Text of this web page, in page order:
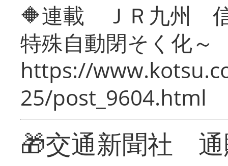
🔶連載 ＪＲ九州 信
特殊自動閉そく化～
https://
25/post_9604.html
🎁交通新聞社